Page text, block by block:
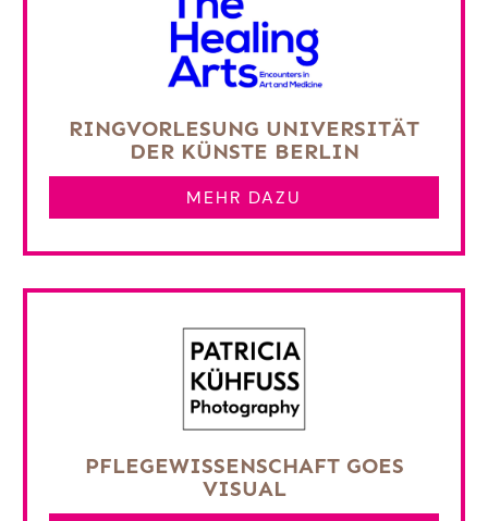
RINGVORLESUNG UNIVERSITÄT
DER KÜNSTE BERLIN
MEHR DAZU
PFLEGEWISSENSCHAFT GOES
VISUAL